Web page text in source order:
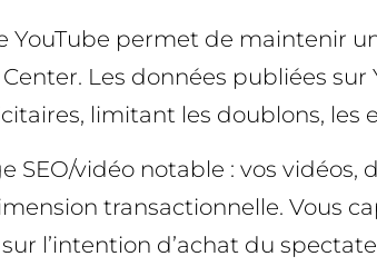
YouTube permet de maintenir
Les données publiées sur
limitant les doublons, les
SEO/vidéo notable : vos
transactionnelle. Vous
l’intention d’achat du